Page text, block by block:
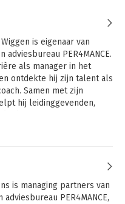
is eigenaar van
adviesbureau PER4MANCE.
als manager in het
ontdekte hij zijn talent als
Samen met zijn
hij leidinggevenden,
is managing partners van
PER4MANCE,